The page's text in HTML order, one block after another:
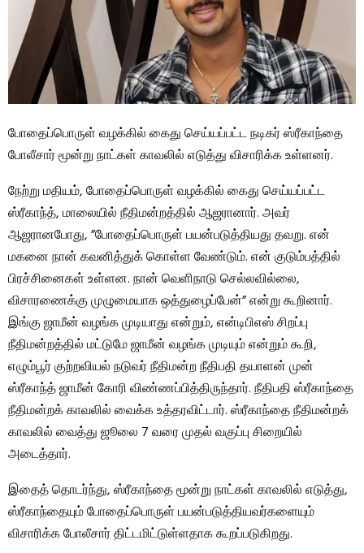
போதைப்பொருள் வழக்கில் கைது செய்யப்பட்ட நடிகர் ஸ்ரீகாந்தை
போலீசார் மூன்று நாட்கள் காவலில் எடுத்து விசாரிக்க உள்ளனர்.
நேற்று மதியம், போதைப்பொருள் வழக்கில் கைது செய்யப்பட்ட
ஸ்ரீகாந்த், மாலையில் நீதிமன்றத்தில் ஆஜரானார். அவர்
ஆஜரானபோது, ​​”போதைப்பொருள் பயன்படுத்தியது தவறு. என்
மகனை நான் கவனித்துக் கொள்ள வேண்டும். என் குடும்பத்தில்
பிரச்சினைகள் உள்ளன. நான் வெளிநாடு செல்லவில்லை,
விசாரணைக்கு முழுமையாக ஒத்துழைப்பேன்” என்று கூறினார்.
இங்கு ஜாமீன் வழங்க முடியாது என்றும், என்டிபிஎஸ் சிறப்பு
நீதிமன்றத்தில் மட்டுமே ஜாமீன் வழங்க முடியும் என்றும் கூறி,
எழும்பூர் குற்றவியல் நடுவர் நீதிமன்ற நீதிபதி தயாளன் முன்
ஸ்ரீகாந்த் ஜாமீன் கோரி விண்ணப்பித்திருந்தார். நீதிபதி ஸ்ரீகாந்தை
நீதிமன்றக் காவலில் வைக்க உத்தரவிட்டார். ஸ்ரீகாந்தை நீதிமன்றக்
காவலில் வைத்து ஜூலை 7 வரை முதல் வகுப்பு சிறையில்
அடைத்தார்.
இதைத் தொடர்ந்து, ஸ்ரீகாந்தை மூன்று நாட்கள் காவலில் எடுத்து,
ஸ்ரீகாந்தையும் போதைப்பொருள் பயன்படுத்தியவர்களையும்
விசாரிக்க போலீசார் திட்டமிட்டுள்ளதாக கூறப்படுகிறது.